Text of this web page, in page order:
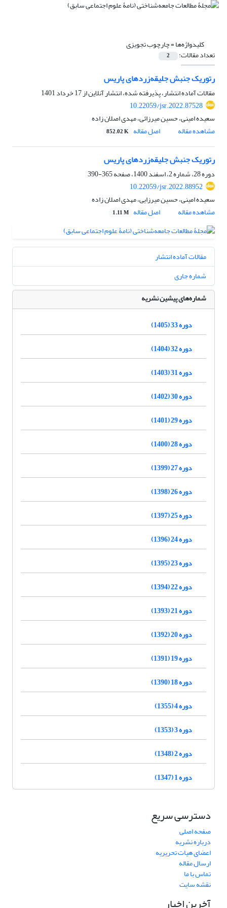
کلیدواژه‌ها =چارچوب تجویزی
تعداد مقالات: 2
رتوریک جنبش جلیقه‌زردهای پاریس
مقالات آماده انتشار، پذیرفته شده، انتشار آنلاین از17 خرداد 1401
10.22059/jsr.2022.87528
سعیده امینی، حسین میرزائی، مهدی اصلان زاده
مشاهده مقاله
اصل مقاله 852.02 K
رتوریک جنبش جلیقه‌زردهای پاریس
دوره 28، شماره 2، اسفند 1400، صفحه
365-390
10.22059/jsr.2022.88952
سعیده امینی، حسین میرزایی، مهدی اصلان زاده
مشاهده مقاله
اصل مقاله 1.11 M
مقالات آماده انتشار
شماره جاری
شماره‌های پیشین نشریه
دوره 33 (1405)
دوره 32 (1404)
دوره 31 (1403)
دوره 30 (1402)
دوره 29 (1401)
دوره 28 (1400)
دوره 27 (1399)
دوره 26 (1398)
دوره 25 (1397)
دوره 24 (1396)
دوره 23 (1395)
دوره 22 (1394)
دوره 21 (1393)
دوره 20 (1392)
دوره 19 (1391)
دوره 18 (1390)
دوره 4 (1355)
دوره 3 (1353)
دوره 2 (1348)
دوره 1 (1347)
دسترسی سریع
صفحه اصلی
درباره نشریه
اعضای هیات تحریریه
ارسال مقاله
تماس با ما
نقشه سایت
آخرین اخبار